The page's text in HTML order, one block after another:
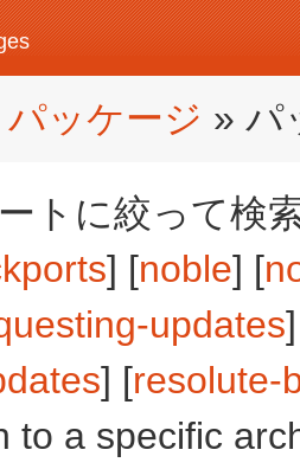
パッケージ » パ
トに絞って検
] [noble] [
updates
] [resolute-
to a specific